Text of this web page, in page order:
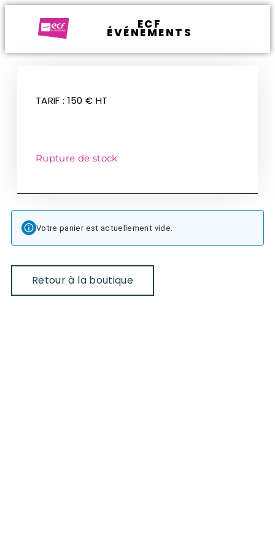
ECF
ÉVÉNEMENTS
TARIF : 150 € HT
Rupture de stock
Votre panier est actuellement vide.
Retour à la boutique